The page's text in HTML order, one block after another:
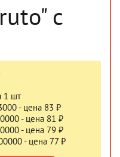
с
1 шт
- цена 83 ₽
- цена 81 ₽
- цена 79 ₽
- цена 77 ₽